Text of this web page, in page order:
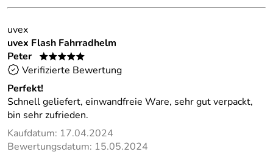
uvex
uvex Flash Fahrradhelm
Peter
*****
Verifizierte Bewertung
Perfekt!
Schnell geliefert, einwandfreie Ware, sehr gut verpackt,
bin sehr zufrieden.
Kaufdatum: 17.04.2024
Bewertungsdatum: 15.05.2024